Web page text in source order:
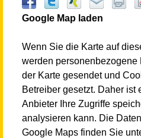
Google Map laden
Wenn Sie die Karte auf
werden personenbezogene
der Karte gesendet und
Betreiber gesetzt. Daher ist
Anbieter Ihre Zugriffe
analysieren kann. Die
Google Maps finden Sie